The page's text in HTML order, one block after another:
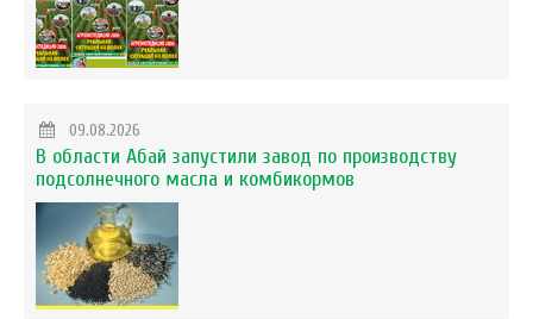
09.08.2026
В области Абай запустили завод по производству
подсолнечного масла и комбикормов